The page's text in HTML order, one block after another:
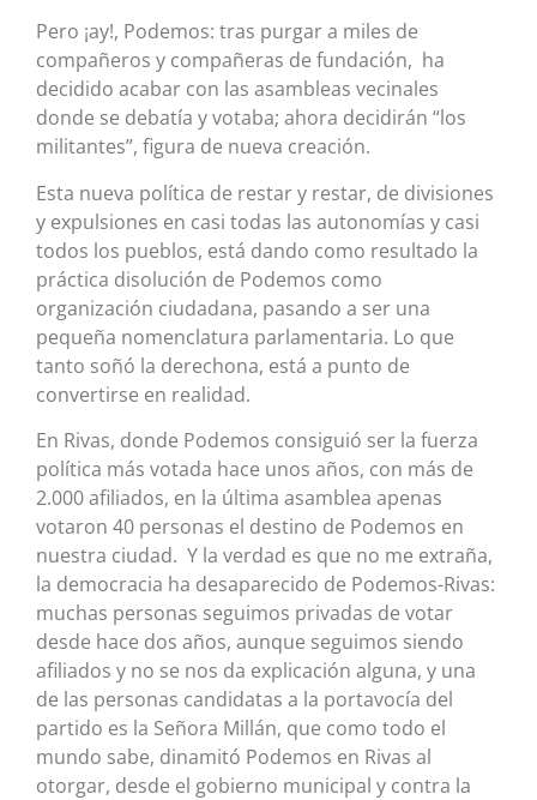
Pero ¡ay!, Podemos: tras purgar a miles de
compañeros y compañeras de fundación, ha
decidido acabar con las asambleas vecinales
donde se debatía y votaba; ahora decidirán “los
militantes”, figura de nueva creación.
Esta nueva política de restar y restar, de divisiones
y expulsiones en casi todas las autonomías y casi
todos los pueblos, está dando como resultado la
práctica disolución de Podemos como
organización ciudadana, pasando a ser una
pequeña nomenclatura parlamentaria. Lo que
tanto soñó la derechona, está a punto de
convertirse en realidad.
En Rivas, donde Podemos consiguió ser la fuerza
política más votada hace unos años, con más de
2.000 afiliados, en la última asamblea apenas
votaron 40 personas el destino de Podemos en
nuestra ciudad. Y la verdad es que no me extraña,
la democracia ha desaparecido de Podemos-Rivas:
muchas personas seguimos privadas de votar
desde hace dos años, aunque seguimos siendo
afiliados y no se nos da explicación alguna, y una
de las personas candidatas a la portavocía del
partido es la Señora Millán, que como todo el
mundo sabe, dinamitó Podemos en Rivas al
otorgar, desde el gobierno municipal y contra la